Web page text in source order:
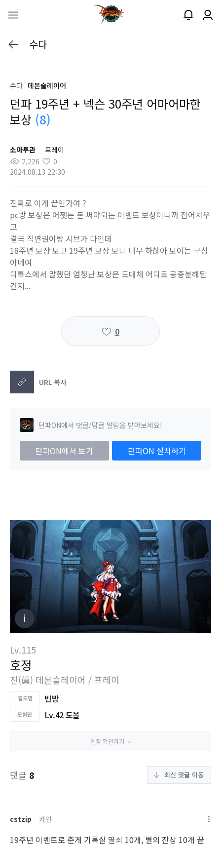
수다
수다 데몬슬레이어
던파 19주년 + 넥슨 30주년 어마어마한
보상 (8)
소마투관
프레이
2,226
0
2024.08.13 22:30
진짜로 이게 끝인가여 ?
pc방 보상은 어쨋든 돈 써야되는 이벤트 보상이니까 집어치우
고
결국 직변권이랑 시브가 다인데
18주년 보상 보고 19주년 보상 보니 너무 하찮아 보이는 구성
이네여
디톡스에서 말했던 엄청난 보상은 도대체 어디로 공중분해된
건지...
0
URL 복사
던파ON에서 댓글/답글 알림을 받아보세요!
던파ON에서 보기 던파ON 설치하기
Lv.115
호정
진(眞) 데몬슬레이어 / 프레이
빈방
Lv.42 도올
인장 확인하기
댓글 8 최신 댓글 이동
cstzip 카인
19주년 이벤트로 준게 기록실 열쇠 10개, 별의 잔상 10개 끝